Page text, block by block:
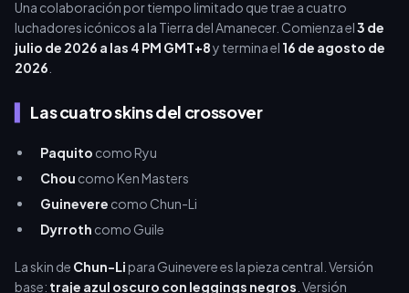
Una colaboración por tiempo limitado que trae a cuatro
luchadores icónicos a la Tierra del Amanecer. Comienza el3 de
julio de 2026 a las 4 PM GMT+8y termina el 16 de agosto de
2026
Las cuatro skins del crossover
Paquito como Ryu
Chou como Ken Masters
Guinevere como Chun-Li
Dyrroth como Guile
La skin de Chun-Lipara Guinevere es la pieza central. Versión
base: traje azul oscuro con leggings negros . Versión